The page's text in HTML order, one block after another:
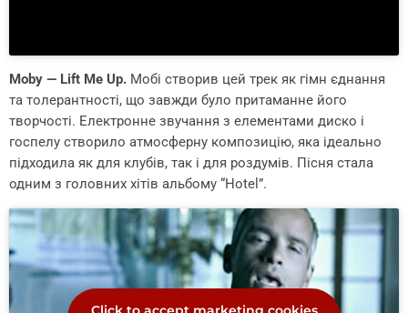
Moby — Lift Me Up. Мобі створив цей трек як гімн єднання
та толерантності, що завжди було притаманне його
творчості. Електронне звучання з елементами диско і
госпелу створило атмосферну композицію, яка ідеально
підходила як для клубів, так і для роздумів. Пісня стала
одним з головних хітів альбому “Hotel”.